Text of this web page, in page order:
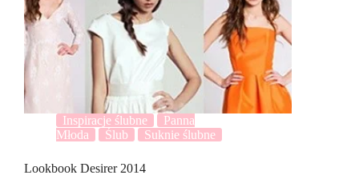
Inspiracje ślubne
Panna
Młoda
Ślub Suknie ślubne
Lookbook Desirer 2014